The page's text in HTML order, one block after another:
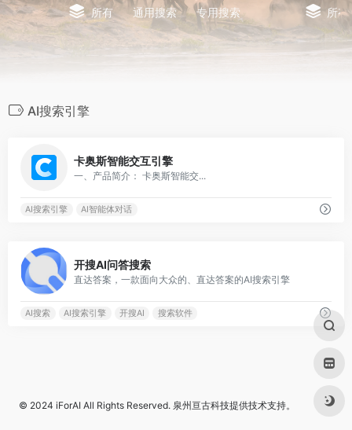
所有 通用搜索 专用搜索 所有
AI搜索引擎
卡奥斯智能交互引擎
一、产品简介： 卡奥斯智能交...
AI搜索引擎 AI智能体对话
开搜AI问答搜索
直达答案，一款面向大众的、直达答案的AI搜索引擎
AI搜索 AI搜索引擎 开搜AI 搜索软件
© 2024 iForAI All Rights Reserved. 泉州亘古科技提供技术支持。